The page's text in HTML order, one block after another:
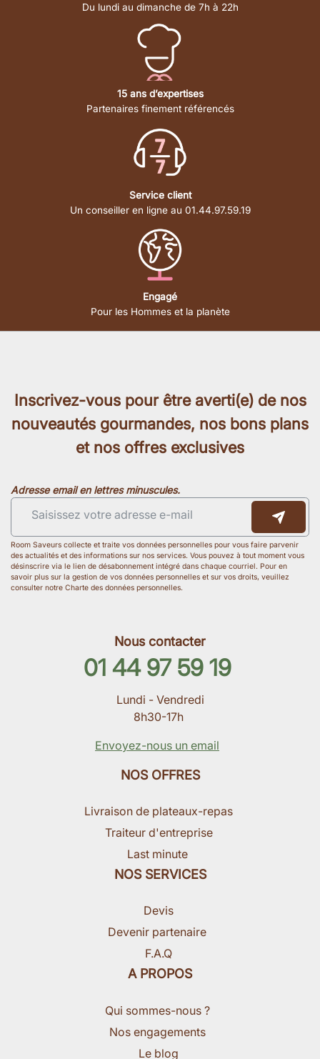
Du lundi au dimanche de 7h à 22h
15 ans d’expertises
Partenaires finement référencés
Service client
Un conseiller en ligne au 01.44.97.59.19
Engagé
Pour les Hommes et la planète
Inscrivez-vous pour être averti(e) de nos
nouveautés gourmandes, nos bons plans
et nos offres exclusives
Adresse email en lettres minuscules.
Room Saveurs collecte et traite vos données personnelles pour vous faire parvenir
des actualités et des informations sur nos services. Vous pouvez à tout moment vous
désinscrire via le lien de désabonnement intégré dans chaque courriel. Pour en
savoir plus sur la gestion de vos données personnelles et sur vos droits, veuillez
consulter notre Charte des données personnelles.
Nous contacter
01 44 97 59 19
Lundi - Vendredi
8h30-17h
Envoyez-nous un email
NOS OFFRES
Livraison de plateaux-repas
Traiteur d'entreprise
Last minute
NOS SERVICES
Devis
Devenir partenaire
F.A.Q
A PROPOS
Qui sommes-nous ?
Nos engagements
Le blog